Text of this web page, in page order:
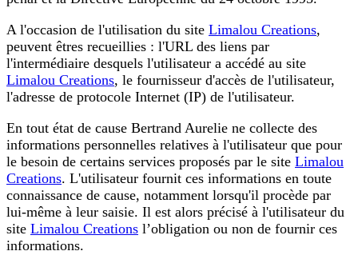
A l'occasion de l'utilisation du site Limalou Creations,
peuvent êtres recueillies : l'URL des liens par
l'intermédiaire desquels l'utilisateur a accédé au site
Limalou Creations, le fournisseur d'accès de l'utilisateur,
l'adresse de protocole Internet (IP) de l'utilisateur.
En tout état de cause Bertrand Aurelie ne collecte des
informations personnelles relatives à l'utilisateur que pour
le besoin de certains services proposés par le site Limalou
Creations. L'utilisateur fournit ces informations en toute
connaissance de cause, notamment lorsqu'il procède par
lui-même à leur saisie. Il est alors précisé à l'utilisateur du
site Limalou Creations l’obligation ou non de fournir ces
informations.